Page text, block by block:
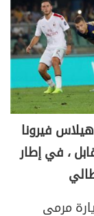
فيرونا
، في إطار
مرمى